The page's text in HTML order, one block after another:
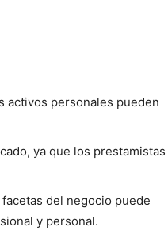
activos personales pueden
ya que los prestamistas
del negocio puede
y personal.